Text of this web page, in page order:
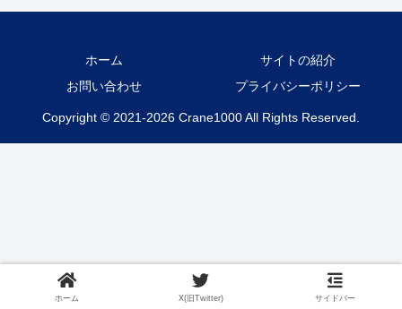
ホーム
サイトの紹介
お問い合わせ
プライバシーポリシー
Copyright © 2021-2026 Crane1000 All Rights Reserved.
ホーム X(旧Twitter) サイドバー